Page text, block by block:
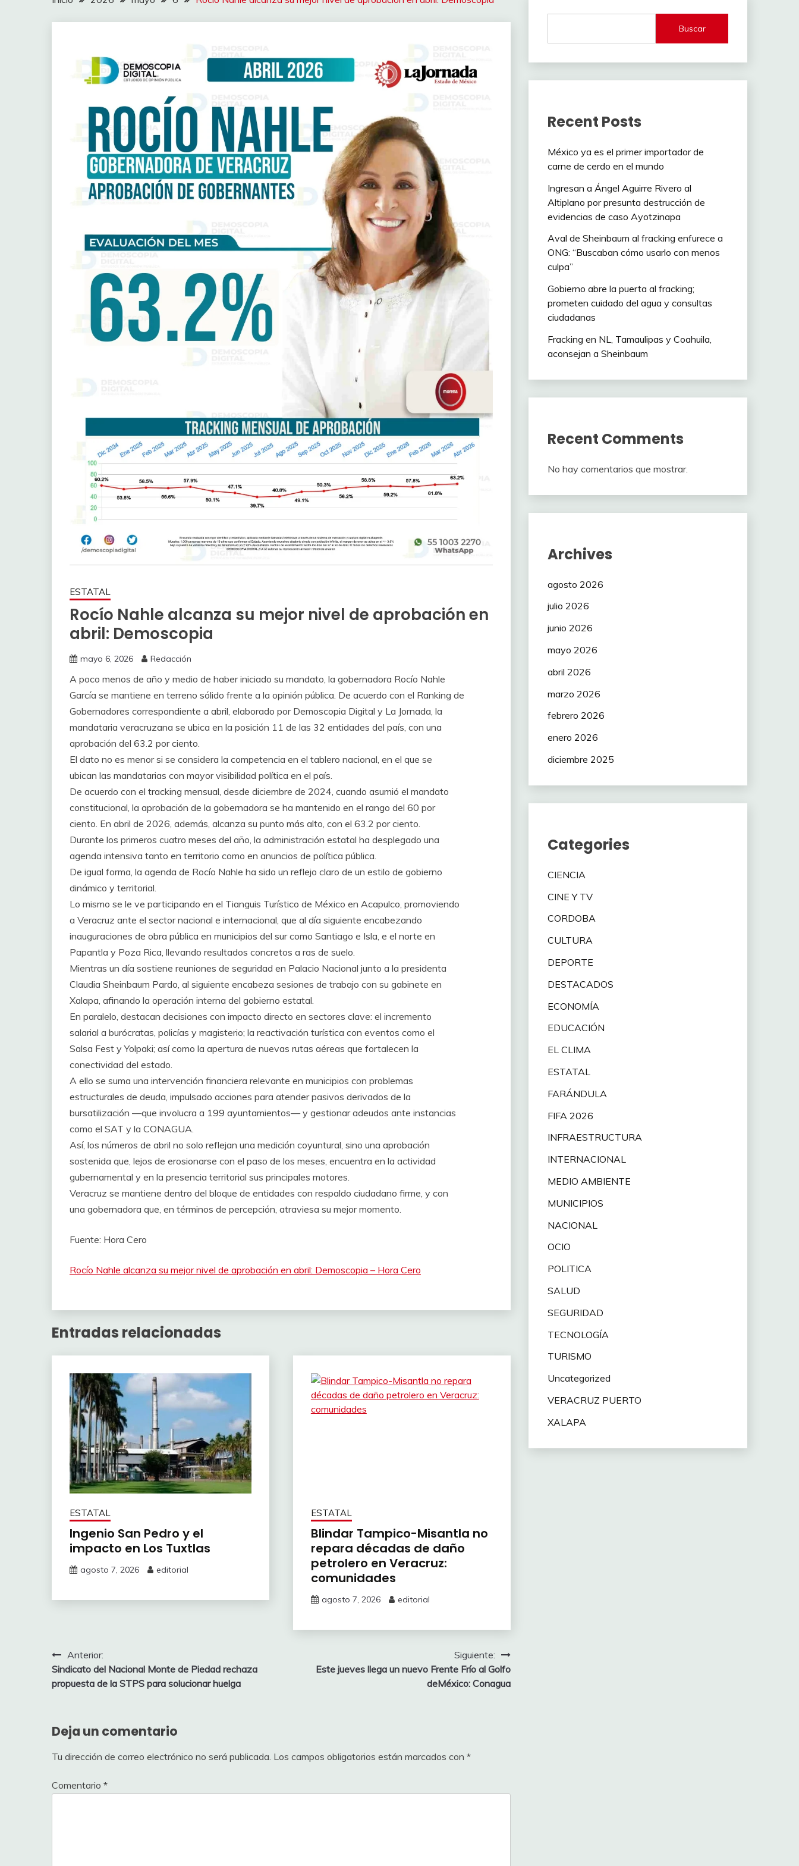
ESTATAL
Rocío Nahle alcanza su mejor nivel de aprobación en
abril: Demoscopia
mayo 6, 2026 Redacción
A poco menos de año y medio de haber iniciado su mandato, la gobernadora Rocío Nahle
García se mantiene en terreno sólido frente a la opinión pública. De acuerdo con el Ranking de
Gobernadores correspondiente a abril, elaborado por Demoscopia Digital y La Jornada, la
mandataria veracruzana se ubica en la posición 11 de las 32 entidades del país, con una
aprobación del 63.2 por ciento.
El dato no es menor si se considera la competencia en el tablero nacional, en el que se
ubican las mandatarias con mayor visibilidad política en el país.
De acuerdo con el tracking mensual, desde diciembre de 2024, cuando asumió el mandato
constitucional, la aprobación de la gobernadora se ha mantenido en el rango del 60 por
ciento. En abril de 2026, además, alcanza su punto más alto, con el 63.2 por ciento.
Durante los primeros cuatro meses del año, la administración estatal ha desplegado una
agenda intensiva tanto en territorio como en anuncios de política pública.
De igual forma, la agenda de Rocío Nahle ha sido un reflejo claro de un estilo de gobierno
dinámico y territorial.
Lo mismo se le ve participando en el Tianguis Turístico de México en Acapulco, promoviendo
a Veracruz ante el sector nacional e internacional, que al día siguiente encabezando
inauguraciones de obra pública en municipios del sur como Santiago e Isla, e el norte en
Papantla y Poza Rica, llevando resultados concretos a ras de suelo.
Mientras un día sostiene reuniones de seguridad en Palacio Nacional junto a la presidenta
Claudia Sheinbaum Pardo, al siguiente encabeza sesiones de trabajo con su gabinete en
Xalapa, afinando la operación interna del gobierno estatal.
En paralelo, destacan decisiones con impacto directo en sectores clave: el incremento
salarial a burócratas, policías y magisterio; la reactivación turística con eventos como el
Salsa Fest y Yolpaki; así como la apertura de nuevas rutas aéreas que fortalecen la
conectividad del estado.
A ello se suma una intervención financiera relevante en municipios con problemas
estructurales de deuda, impulsado acciones para atender pasivos derivados de la
bursatilización —que involucra a 199 ayuntamientos— y gestionar adeudos ante instancias
como el SAT y la CONAGUA.
Así, los números de abril no solo reflejan una medición coyuntural, sino una aprobación
sostenida que, lejos de erosionarse con el paso de los meses, encuentra en la actividad
gubernamental y en la presencia territorial sus principales motores.
Veracruz se mantiene dentro del bloque de entidades con respaldo ciudadano firme, y con
una gobernadora que, en términos de percepción, atraviesa su mejor momento.
Fuente: Hora Cero
Rocío Nahle alcanza su mejor nivel de aprobación en abril: Demoscopia – Hora Cero
Entradas relacionadas
ESTATAL
Ingenio San Pedro y el
impacto en Los Tuxtlas
agosto 7, 2026 editorial
ESTATAL
Blindar Tampico-Misantla no
repara décadas de daño
petrolero en Veracruz:
comunidades
agosto 7, 2026 editorial
Navegación
de
Anterior:
Sindicato del Nacional Monte de Piedad rechaza
propuesta de la STPS para solucionar huelga
Siguiente:
Este jueves llega un nuevo Frente Frío al Golfo
deMéxico: Conagua
Deja un comentario
Tu dirección de correo electrónico no será publicada. Los campos obligatorios están marcados con *
Comentario *
Buscar
Recent Posts
México ya es el primer importador de
carne de cerdo en el mundo
Ingresan a Ángel Aguirre Rivero al
Altiplano por presunta destrucción de
evidencias de caso Ayotzinapa
Aval de Sheinbaum al fracking enfurece a
ONG: “Buscaban cómo usarlo con menos
culpa”
Gobierno abre la puerta al fracking;
prometen cuidado del agua y consultas
ciudadanas
Fracking en NL, Tamaulipas y Coahuila,
aconsejan a Sheinbaum
Recent Comments
No hay comentarios que mostrar.
Archives
agosto 2026
julio 2026
junio 2026
mayo 2026
abril 2026
marzo 2026
febrero 2026
enero 2026
diciembre 2025
Categories
CIENCIA
CINE Y TV
CORDOBA
CULTURA
DEPORTE
DESTACADOS
ECONOMÍA
EDUCACIÓN
EL CLIMA
ESTATAL
FARÁNDULA
FIFA 2026
INFRAESTRUCTURA
INTERNACIONAL
MEDIO AMBIENTE
MUNICIPIOS
NACIONAL
OCIO
POLITICA
SALUD
SEGURIDAD
TECNOLOGÍA
TURISMO
Uncategorized
VERACRUZ PUERTO
XALAPA